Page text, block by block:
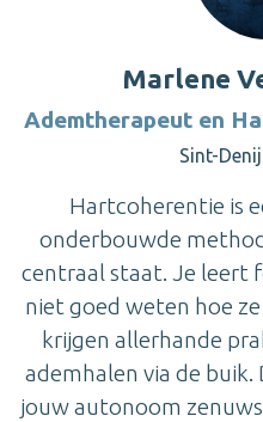
Marlene
Ademtherapeut en
Sint-
Hartcoherentie is
onderbouwde
centraal staat. Je leert
niet goed weten hoe
krijgen allerhande
ademhalen via de
jouw autonoom